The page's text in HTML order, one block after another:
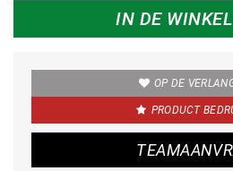
IN DE
OP DE
PRODUCT